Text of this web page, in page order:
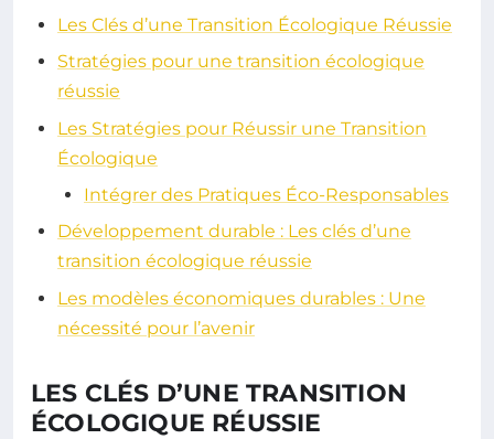
Les Clés d’une Transition Écologique Réussie
Stratégies pour une transition écologique
réussie
Les Stratégies pour Réussir une Transition
Écologique
Intégrer des Pratiques Éco-Responsables
Développement durable : Les clés d’une
transition écologique réussie
Les modèles économiques durables : Une
nécessité pour l’avenir
LES CLÉS D’UNE TRANSITION
ÉCOLOGIQUE RÉUSSIE